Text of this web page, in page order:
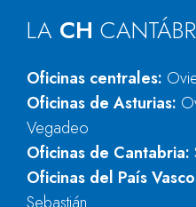
LA CH
Oficinas centrales:
Oficinas de Asturias:
Vegadeo
Oficinas de Cantabria:
Oficinas del País